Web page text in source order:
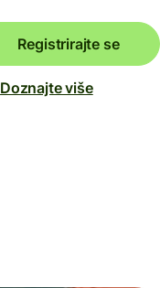
Registrirajte se
Doznajte više